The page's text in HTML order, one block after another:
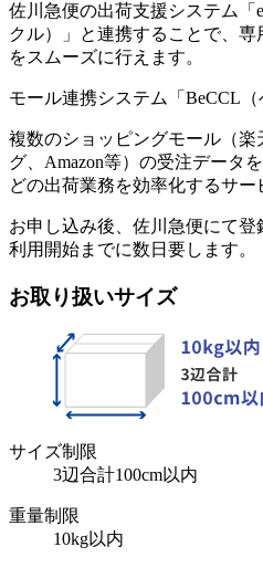
佐川急便の出荷支援システム「
クル）」と連携することで、
をスムーズに行えます。
モール連携システム「BeCCL
複数のショッピングモール（楽
グ、Amazon等）の受注データ
どの出荷業務を効率化するサー
お申し込み後、佐川急便にて
利用開始までに数日要します。
お取り扱いサイズ
サイズ制限
3辺合計100cm以内
重量制限
10kg以内